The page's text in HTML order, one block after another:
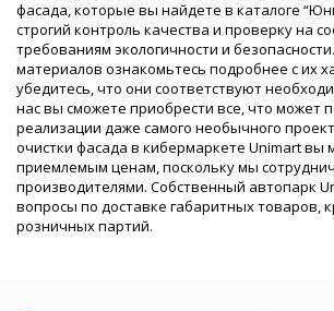
фасада, которые вы найдете в каталоге
строгий контроль качества и проверку на
требованиям экологичности и
материалов ознакомьтесь подробнее с их
убедитесь, что они соответствуют
нас вы сможете приобрести все, что может
реализации даже самого необычного
очистки фасада в кибермаркете Unimart вы
приемлемым ценам, поскольку мы
производителями. Собственный автопарк
вопросы по доставке габаритных товаров,
розничных партий.